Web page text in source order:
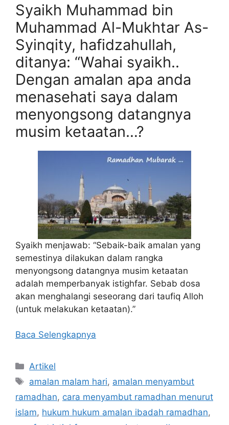
Syaikh Muhammad bin
Muhammad Al-Mukhtar As-
Syinqity, hafidzahullah,
ditanya: “Wahai syaikh..
Dengan amalan apa anda
menasehati saya dalam
menyongsong datangnya
musim ketaatan…?
Syaikh menjawab: “Sebaik-baik amalan yang
semestinya dilakukan dalam rangka
menyongsong datangnya musim ketaatan
adalah memperbanyak istighfar. Sebab dosa
akan menghalangi seseorang dari taufiq Alloh
(untuk melakukan ketaatan).”
Baca Selengkapnya
Kategori
Artikel
Tag
amalan malam hari, amalan menyambut
ramadhan, cara menyambut ramadhan menurut
islam, hukum hukum amalan ibadah ramadhan,